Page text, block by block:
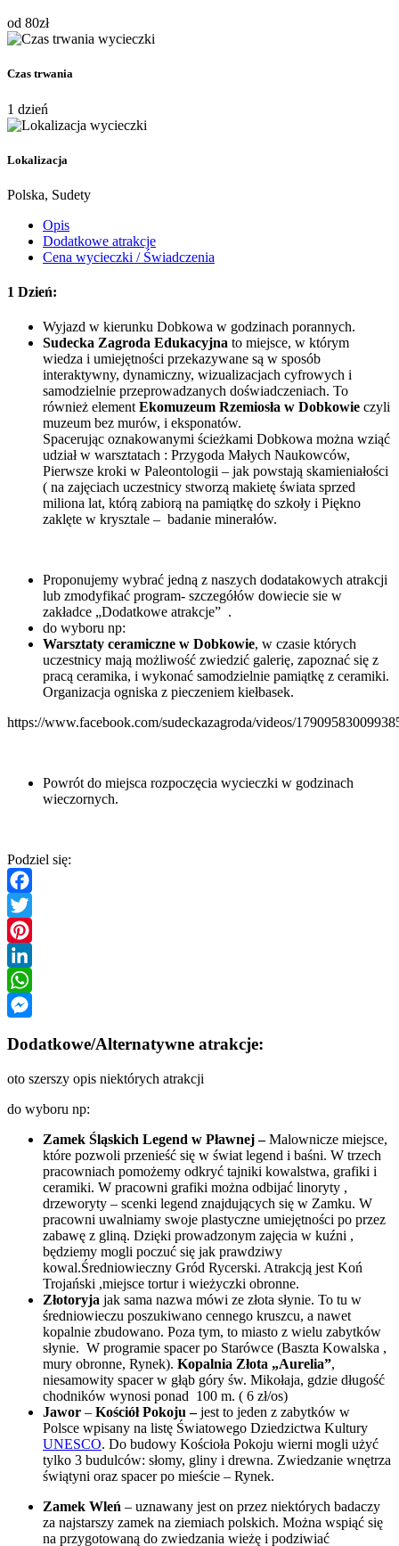
od 80zł
Czas trwania
1 dzień
Lokalizacja
Polska, Sudety
Opis
Dodatkowe atrakcje
Cena wycieczki / Świadczenia
1 Dzień:
Wyjazd w kierunku Dobkowa w godzinach porannych.
Sudecka Zagroda Edukacyjna to miejsce, w którym
wiedza i umiejętności przekazywane są w sposób
interaktywny, dynamiczny, wizualizacjach cyfrowych i
samodzielnie przeprowadzanych doświadczeniach. To
również element Eko­muzeum Rzemiosła w Dobkowie czyli
muzeum bez murów, i eksponatów.
Spacerując oznakowanymi ścieżkami Dobkowa można wziąć
udział w warsztatach : Przygoda Małych Naukowców,
Pierwsze kroki w Paleontologii – jak powstają skamieniałości
( na zajęciach uczestnicy stworzą makietę świata sprzed
miliona lat, którą zabiorą na pamiątkę do szkoły i Piękno
zaklęte w krysztale – badanie minerałów.
Proponujemy wybrać jedną z naszych dodatakowych atrakcji
lub zmodyfikać program- szczegółów dowiecie sie w
zakładce „Dodatkowe atrakcje” .
do wyboru np:
Warsztaty ceramiczne w Dobkowie, w czasie których
uczestnicy mają możliwość zwiedzić galerię, zapoznać się z
pracą ceramika, i wykonać samodzielnie pamiątkę z ceramiki.
Organizacja ogniska z pieczeniem kiełbasek.
https://www.facebook.com/sudeckazagroda/videos/
Powrót do miejsca rozpoczęcia wycieczki w godzinach
wieczornych.
Podziel się:
Facebook
Twitter
Pinterest
LinkedIn
WhatsApp
Dodatkowe/Alternatywne atrakcje:
oto szerszy opis niektórych atrakcji
do wyboru np:
Zamek Śląskich Legend w Pławnej –Malownicze miejsce,
które pozwoli przenieść się w świat legend i baśni. W trzech
pracowniach pomożemy odkryć tajniki kowalstwa, grafiki i
ceramiki. W pracowni grafiki można odbijać linoryty ,
drzeworyty – scenki legend znajdujących się w Zamku. W
pracowni uwalniamy swoje plastyczne umiejętności po przez
zabawę z gliną. Dzięki prowadzonym zajęcia w kuźni ,
będziemy mogli poczuć się jak prawdziwy
kowal.Średniowieczny Gród Rycerski. Atrakcją jest Koń
Trojański ,miejsce tortur i wieżyczki obronne.
Złotoryja jak sama nazwa mówi ze złota słynie. To tu w
średniowieczu poszukiwano cennego kruszcu, a nawet
kopalnie zbudowano. Poza tym, to miasto z wielu zabytków
słynie. W programie spacer po Starówce (Baszta Kowalska ,
mury obronne, Rynek). Kopalnia Złota „Aurelia”,
niesamowity spacer w głąb góry św. Mikołaja, gdzie długość
chodników wynosi ponad 100 m. ( 6 zł/os)
Jawor – Kościół Pokoju –jest to jeden z zabytków w
Polsce wpisany na listę Światowego Dziedzictwa Kultury
UNESCO. Do budowy Kościoła Pokoju wierni mogli użyć
tylko 3 budulców: słomy, gliny i drewna. Zwiedzanie wnętrza
świątyni oraz spacer po mieście – Rynek.
Zamek Wleń – uznawany jest on przez niektórych badaczy
za najstarszy zamek na ziemiach polskich. Można wspiąć się
na przygotowaną do zwiedzania wieżę i podziwiać